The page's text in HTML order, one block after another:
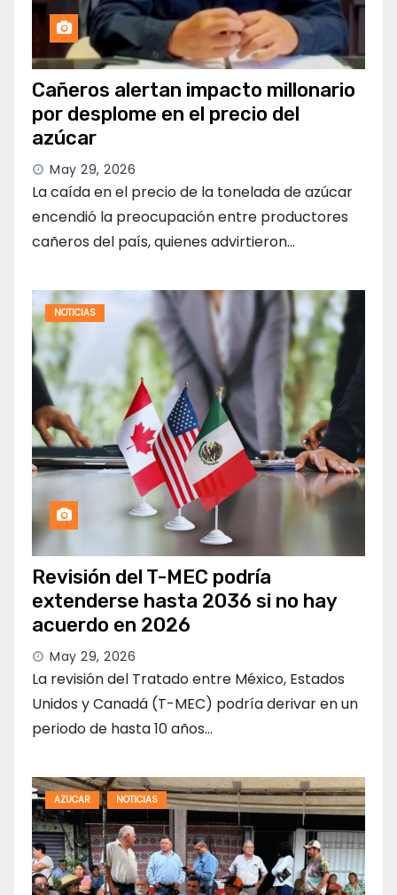
Cañeros alertan impacto millonario
por desplome en el precio del
azúcar
May 29, 2026
La caída en el precio de la tonelada de azúcar
encendió la preocupación entre productores
cañeros del país, quienes advirtieron…
NOTICIAS
Revisión del T-MEC podría
extenderse hasta 2036 si no hay
acuerdo en 2026
May 29, 2026
La revisión del Tratado entre México, Estados
Unidos y Canadá (T-MEC) podría derivar en un
periodo de hasta 10 años…
AZUCAR NOTICIAS